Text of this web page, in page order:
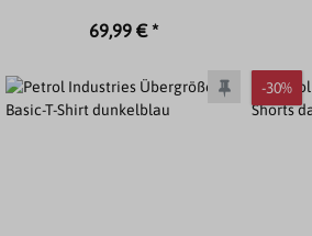
69,99 € *
-30%